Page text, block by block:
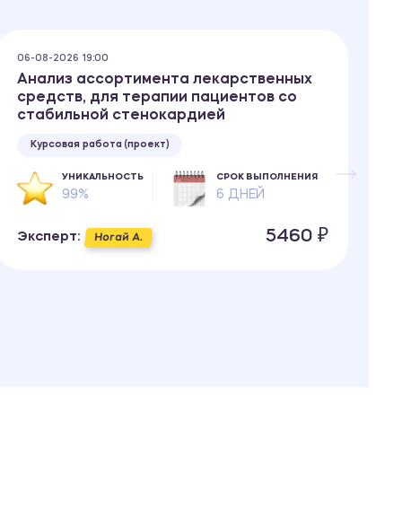
06-08-2026 19:00
Анализ ассортимента лекарственных
средств, для терапии пациентов со
стабильной стенокардией
Курсовая работа (проект)
УНИКАЛЬНОСТЬ
99%
СРОК ВЫПОЛНЕНИЯ
6 ДНЕЙ
Эксперт: Ногай А. 5460 ₽